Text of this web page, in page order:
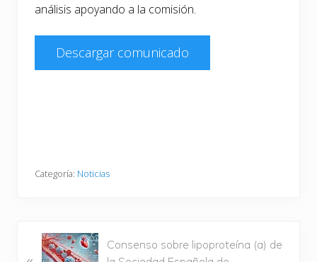
análisis apoyando a la comisión.
Descargar comunicado
Categoría: Noticias
n
Consenso sobre lipoproteína (a) de